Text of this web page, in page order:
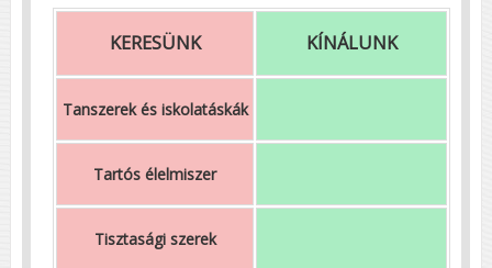
KERESÜNK KÍNÁLUNK
Tanszerek és iskolatáskák
Tartós élelmiszer
Tisztasági szerek